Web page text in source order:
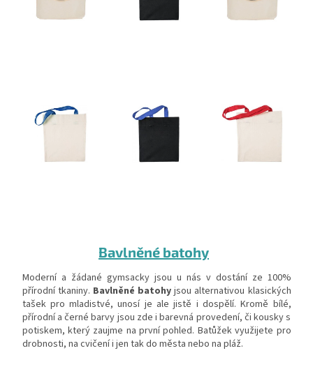
Bavlněné batohy
Moderní a žádané gymsacky jsou u nás v dostání ze 100%
přírodní tkaniny. Bavlněné batohyjsou alternativou klasických
tašek pro mladistvé, unosí je ale jistě i dospělí. Kromě bílé,
přírodní a černé barvy jsou zde i barevná provedení, či kousky s
potiskem, který zaujme na první pohled. Batůžek využijete pro
drobnosti, na cvičení i jen tak do města nebo na pláž.